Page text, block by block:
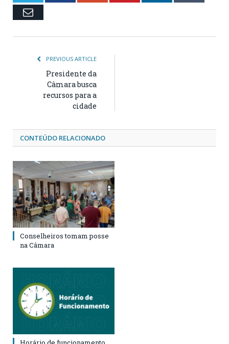
Email
PREVIOUS ARTICLE
Presidente da
Câmara busca
recursos para a
cidade
CONTEÚDO RELACIONADO
Conselheiros tomam posse
na Câmara